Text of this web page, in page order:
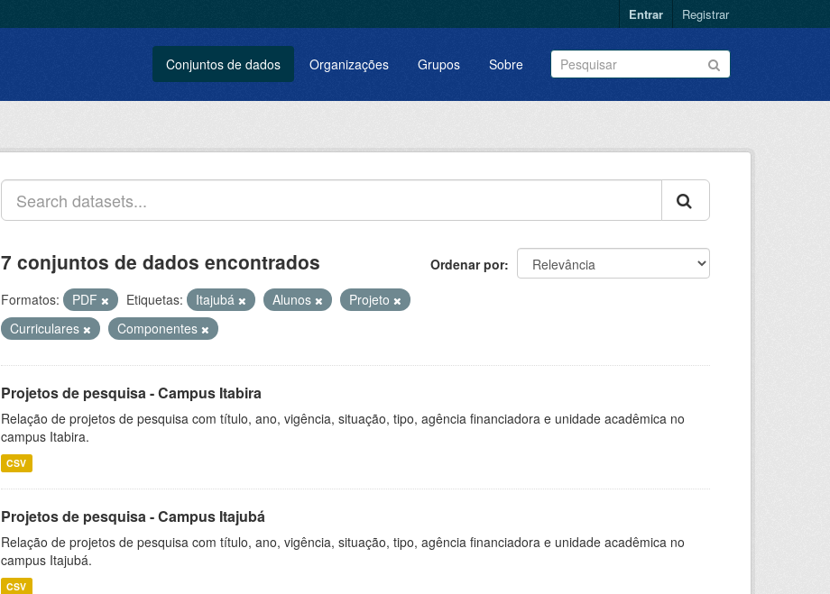
Entrar Registrar
Conjuntos de dados Organizações Grupos Sobre
Ordenar por
7 conjuntos de dados encontrados
Formatos: PDF Etiquetas: Itajubá Alunos
Projeto
Curriculares
Componentes
Projetos de pesquisa - Campus Itabira
Relação de projetos de pesquisa com título, ano, vigência, situação, tipo, agência financiadora e unidade acadêmica no
campus Itabira.
CSV
Projetos de pesquisa - Campus Itajubá
Relação de projetos de pesquisa com título, ano, vigência, situação, tipo, agência financiadora e unidade acadêmica no
campus Itajubá.
CSV